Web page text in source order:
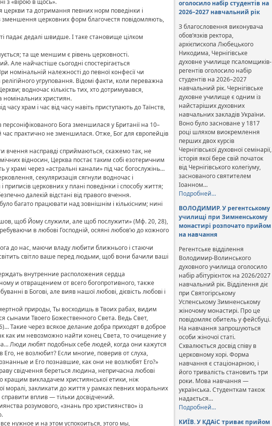
з «вірою в щось».
церкви та дотримання певних норм поведінки і
зменшення церковних форм благочестя повідомляють,
падає дедалі швидше. І таке становище цілком
та ще меншим є рівень церковності.
найчастіше сьогодні спостерігається
номінальній належності до певної конфесії чи
угруповання. Відомі факти, коли переважна
водночас кількість тих, хто дотримувався,
номінальних християн.
храм і час від часу навіть приступають до Таїнств,
Бога зменшилася у Британії на 10–
час практично не зменшилася. Отже, Бог для європейців
вчення насправді сприймаються, скажемо так, не
відносин, Церква постає таким собі езотеричним
храмі через «астральні канали» під час богослужінь…
секуляризація сягнули водночас і
церковних у плані поведінки і способу життя;
далекій відстані від правого вчення.
багато працювати над зовнішнім і кількісним; нині
щоб Йому служили, але щоб послужити» (Мф. 20, 28),
в любові Господній, осяяні любов’ю до кожного
до нас, маючи владу любити ближнього і стаючи
світло ваше перед людьми, щоб вони бачили ваші
внутренние расположения сердца
и отвращением от всего богопротивного, также
в Богові, але вияв нашої любові, дієвість любові і
природы, Ты восходишь в Твоих рабах, видим
Твоего Божественного Света. Ведь Свет,
Такие через всякое делание добра приходят в доброе
как им невозможно найти конец Света, то очищение у
Люди любят подобных себе людей, когда они кажутся
не возлюбит? Если многие, поверив от слуха,
и Его познавшие, как они не возлюбят Его?»
свідчення береться людина, непричасна любові
кращим викладачем християнської етики, ніж
моралі, закликати до життя у рамках певних моральних
вплив — тільки досвідчений.
розумового, «знань про християнство» із
нужное и на этом успокоиться, этого мы,
оголосило набір студентів на
2026–2027 навчальний рік
З благословення виконувача
обов’язків ректора,
архієпископа Любецького
Никодима, Чернігівське
духовне училище псаломщиків-
регентів оголосило набір
студентів на 2026–2027
навчальний рік. Чернігівське
духовне училище є одним із
найстаріших духовних
навчальних закладів України.
Воно було засноване у 1817
році шляхом виокремлення
перших двох курсів
Чернігівської духовної семінарії,
історія якої бере свій початок
від Чернігівського колегіуму,
заснованого святителем
Іоанном…
Подробней…
ВОЛОДИМИР. У регентському
училищі при Зимненському
монастирі розпочато прийом
на навчання
Регентське відділення
Володимир-Волинського
духовного училища оголосило
набір абітурієнток на 2026/2027
навчальний рік. Відділення діє
при Святогірському
Успенському Зимненському
жіночому монастирі. Про це
повідомляє обитель у фейсбуці.
На навчання запрошуються
особи жіночої статі.
Схвалюється досвід співу в
церковному хорі. Форма
навчання є стаціонарною, і
його тривалість становить три
роки. Мова навчання —
українська. Студенткам також
надається…
Подробней…
КИЇВ. У КДАіС триває прийом